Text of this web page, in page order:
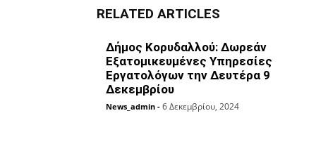
RELATED ARTICLES
Δήμος Κορυδαλλού: Δωρεάν
Εξατομικευμένες Υπηρεσίες
Eργατολόγων την Δευτέρα 9
Δεκεμβρίου
News_admin - 6 Δεκεμβρίου, 2024